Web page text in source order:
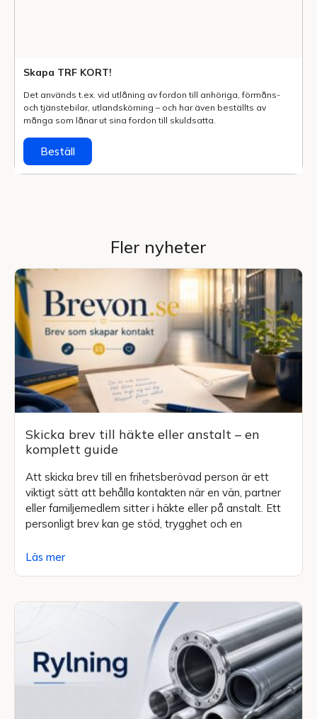
Skapa TRF KORT!
Det används t.ex. vid utlåning av fordon till anhöriga, förmåns-
och tjänstebilar, utlands­körning – och har även beställts av
många som lånar ut sina fordon till skuldsatta.
Beställ
Fler nyheter
Skicka brev till häkte eller anstalt – en
komplett guide
Att skicka brev till en frihetsberövad person är ett
viktigt sätt att behålla kontakten när en vän, partner
eller familjemedlem sitter i häkte eller på anstalt. Ett
personligt brev kan ge stöd, trygghet och en
Läs mer